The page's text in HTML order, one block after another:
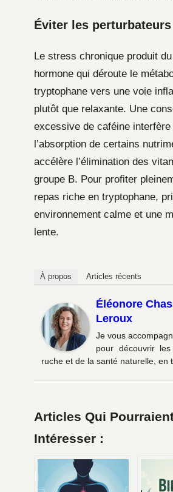
Éviter les perturbateurs
Le stress chronique produit
hormone qui déroute le
tryptophane vers une voie
plutôt que relaxante. Une
excessive de caféine interfère
l’absorption de certains
accélère l’élimination des
groupe B. Pour profiter
repas riche en tryptophane,
environnement calme et une
lente.
À propos Articles récents
Éléonore
Leroux
Je vous
pour découvrir
ruche et de la santé naturelle, en
Articles Qui
Intéresser :